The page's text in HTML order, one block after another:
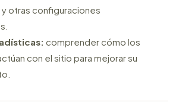
otras configuraciones
comprender cómo los
con el sitio para mejorar su